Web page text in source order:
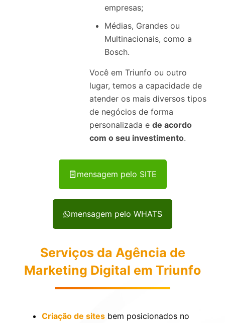
empresas;
Médias, Grandes ou
Multinacionais, como a
Bosch.
Você em Triunfo ou outro
lugar, temos a capacidade de
atender os mais diversos tipos
de negócios de forma
personalizada e de acordo
com o seu investimento.
mensagem pelo SITE
mensagem pelo WHATS
Serviços da Agência de
Marketing Digital em Triunfo
Criação de sites bem posicionados no